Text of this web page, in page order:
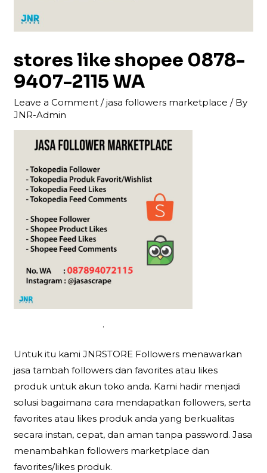
stores like shopee 0878-
9407-2115 WA
Leave a Comment /jasa followers marketplace / By
JNR-Admin
.
Untuk itu kami JNRSTORE Followers menawarkan
jasa tambah followers dan favorites atau likes
produk untuk akun toko anda. Kami hadir menjadi
solusi bagaimana cara mendapatkan followers, serta
favorites atau likes produk anda yang berkualitas
secara instan, cepat, dan aman tanpa password. Jasa
menambahkan followers marketplace dan
favorites/likes produk.